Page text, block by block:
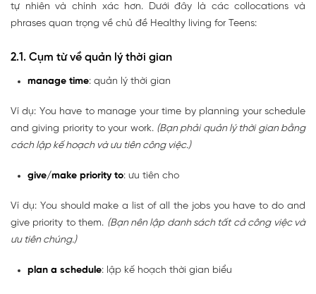
tự nhiên và chính xác hơn. Dưới đây là các collocations và
phrases quan trọng về chủ đề Healthy living for Teens:
2.1. Cụm từ về quản lý thời gian
manage time: quản lý thời gian
Ví dụ: You have to manage your time by planning your schedule
and giving priority to your work. (Bạn phải quản lý thời gian bằng
cách lập kế hoạch và ưu tiên công việc.)
give/make priority to: ưu tiên cho
Ví dụ: You should make a list of all the jobs you have to do and
give priority to them. (Bạn nên lập danh sách tất cả công việc và
ưu tiên chúng.)
plan a schedule: lập kế hoạch thời gian biểu